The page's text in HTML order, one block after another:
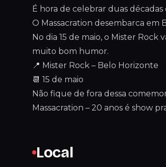
É hora de celebrar duas
O Massacration desembarca em
No dia 15 de maio, o Mister
muito bom humor.
📍 Mister Rock – Belo Horizonte
📆 15 de maio
Não fique de fora dessa
Massacration – 20 anos é show
Local